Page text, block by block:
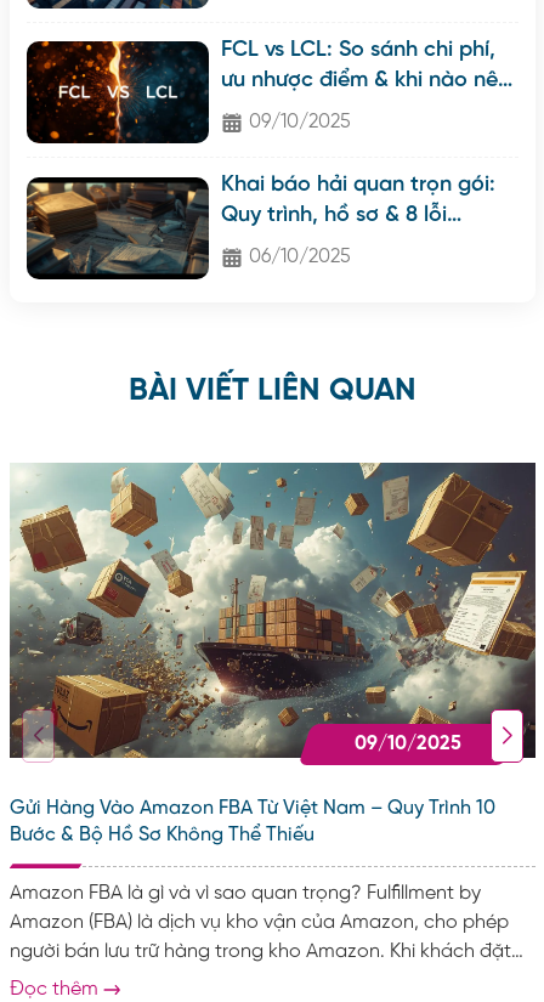
FCL vs LCL: So sánh chi phí,
ưu nhược điểm & khi nào nên
chọn?09/10/2025
Khai báo hải quan trọn gói:
Quy trình, hồ sơ & 8 lỗi
thường gặp khiến hàng bị
06/10/2025
BÀI VIẾT LIÊN QUAN
09/10/2025
Gửi Hàng Vào Amazon FBA Từ Việt Nam – Quy Trình 10
Bước & Bộ Hồ Sơ Không Thể Thiếu
Amazon FBA là gì và vì sao quan trọng? Fulfillment by
Amazon (FBA) là dịch vụ kho vận của Amazon, cho phép
người bán lưu trữ hàng trong kho Amazon. Khi khách đặt
hàng, Amazon sẽ lo toàn bộ khâu: Lưu kho & quản lý tồn.
Đọc thêm